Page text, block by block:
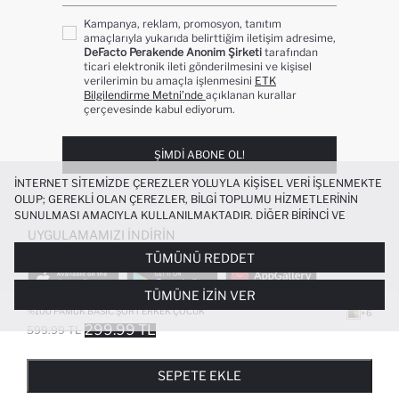
%100 PAMUK BASIC ŞORT ERKEK ÇOCUK
599.99 TL 299.99 TL
+6
SEPETE EKLE
Kampanya, reklam, promosyon, tanıtım
amaçlarıyla yukarıda belirttiğim iletişim adresime,
DeFacto Perakende Anonim Şirketi tarafından
ticari elektronik ileti gönderilmesini ve kişisel
verilerimin bu amaçla işlenmesini ETK
Bilgilendirme Metni’nde açıklanan kurallar
çerçevesinde kabul ediyorum.
ŞIMDI ABONE OL!
UYGULAMAMIZI İNDIRIN
POPÜLER KATEGORILER
KADIN BEYAZ TIŞÖRT
İNTERNET SITEMIZDE ÇEREZLER YOLUYLA KIŞISEL VERI IŞLENMEKTE
OLUP; GEREKLI OLAN ÇEREZLER, BILGI TOPLUMU HIZMETLERININ
SUNULMASI AMACIYLA KULLANILMAKTADIR. DIĞER BIRINCI VE
ÜÇÜNCÜ TARAF ÇEREZLER ISE SIZE DAHA IYI BIR ALIŞVERIŞ
DENEYIMI SUNULABILMESI, SITEMIZIN DAHA IŞLEVSEL KILINMASI VE
KIŞISELLEŞTIRMESI VE AÇIK RIZA VERMENIZ HALINDE, SIZLERE
YÖNELIK PAZARLAMA FAALIYETLERININ YAPILMASI AMAÇLARIYLA
SINIRLI OLARAK KULLANILACAKTIR. ÇEREZLERE DAIR TERCIHLERINIZI
ÇEREZ TERCIHLERIPANELI ARACILIĞIYLA HER ZAMAN YÖNETEBILIR,
ÇEREZLERLE ILGILI DAHA DETAYLI BILGIYE
TÜMÜNÜ REDDET
TÜMÜNE İZIN VER